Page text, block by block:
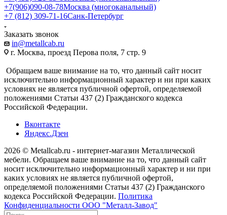
+7(906)090-08-78Москва (многоканальный)
+7 (812) 309-71-16Санк-Петербург
Заказать звонок
in@metallcab.ru
г. Москва, проезд Перова поля, 7 стр. 9
Обращаем ваше внимание на то, что данный сайт носит
исключительно информационный характер и ни при каких
условиях не является публичной офертой, определяемой
положениями Статьи 437 (2) Гражданского кодекса
Российской Федерации.
Вконтакте
Яндекс.Дзен
2026 © Metallcab.ru - интернет-магазин Металлической
мебели. Обращаем ваше внимание на то, что данный сайт
носит исключительно информационный характер и ни при
каких условиях не является публичной офертой,
определяемой положениями Статьи 437 (2) Гражданского
кодекса Российской Федерации. Политика
Конфиденциальности ООО "Металл-Завод"